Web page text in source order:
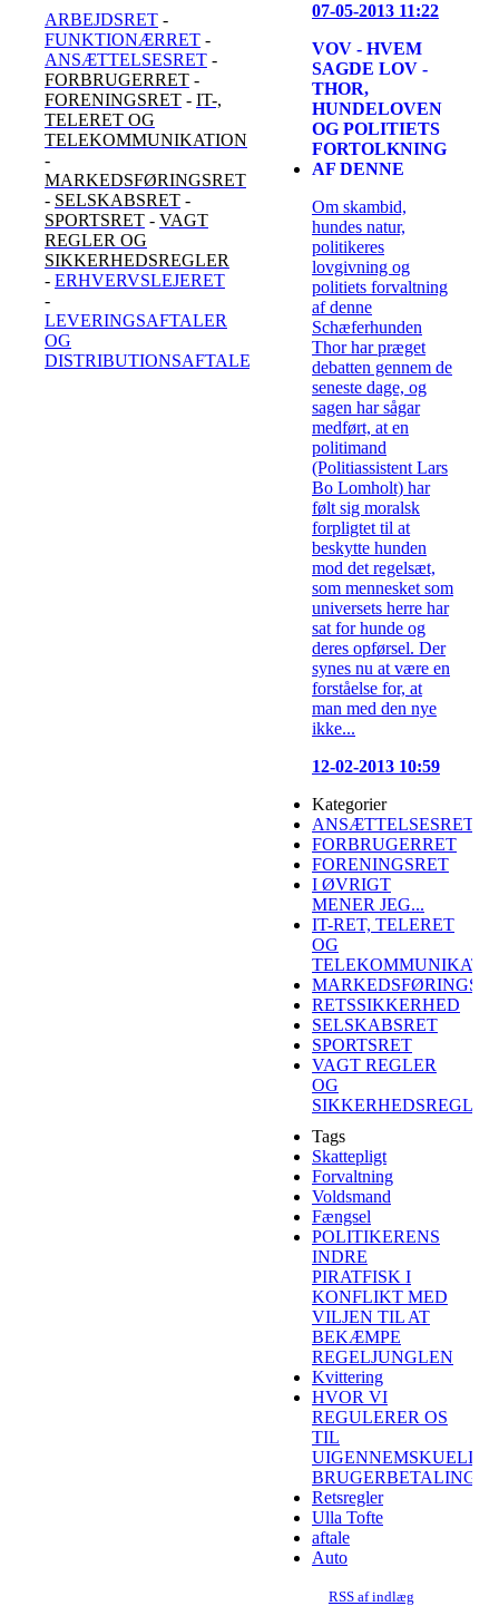
ARBEJDSRET -
FUNKTIONÆRRET -
ANSÆTTELSESRET -
FORBRUGERRET -
FORENINGSRET - IT-,
TELERET OG
TELEKOMMUNIKATION
-
MARKEDSFØRINGSRET
- SELSKABSRET -
SPORTSRET - VAGT
REGLER OG
SIKKERHEDSREGLER
- ERHVERVSLEJERET
-
LEVERINGSAFTALER
OG
DISTRIBUTIONSAFTALER
07-05-2013 11:22
VOV - HVEM
SAGDE LOV -
THOR,
HUNDELOVEN
OG POLITIETS
FORTOLKNING
AF DENNE
Om skambid,
hundes natur,
politikeres
lovgivning og
politiets forvaltning
af denne
Schæferhunden
Thor har præget
debatten gennem de
seneste dage, og
sagen har sågar
medført, at en
politimand
(Politiassistent Lars
Bo Lomholt) har
følt sig moralsk
forpligtet til at
beskytte hunden
mod det regelsæt,
som mennesket som
universets herre har
sat for hunde og
deres opførsel. Der
synes nu at være en
forståelse for, at
man med den nye
ikke...
12-02-2013 10:59
Kategorier
ANSÆTTELSESRET
FORBRUGERRET
FORENINGSRET
I ØVRIGT
MENER JEG...
IT-RET, TELERET
OG
RETSSIKKERHED
SELSKABSRET
SPORTSRET
VAGT REGLER
OG
SIKKERHEDSREGLER
Tags
Skattepligt
Forvaltning
Voldsmand
Fængsel
POLITIKERENS
INDRE
PIRATFISK I
KONFLIKT MED
VILJEN TIL AT
BEKÆMPE
REGELJUNGLEN
Kvittering
HVOR VI
REGULERER OS
TIL
UIGENNEMSKUELIG
BRUGERBETALING
Retsregler
Ulla Tofte
aftale
Auto
RSS af indlæg